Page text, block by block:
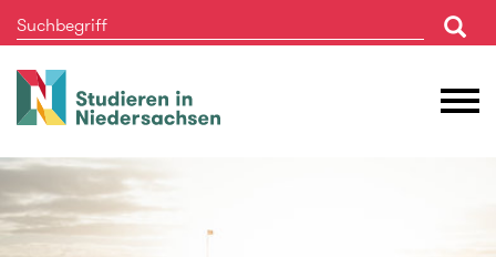
Studieren
in